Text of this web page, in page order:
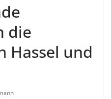
die
Hassel und